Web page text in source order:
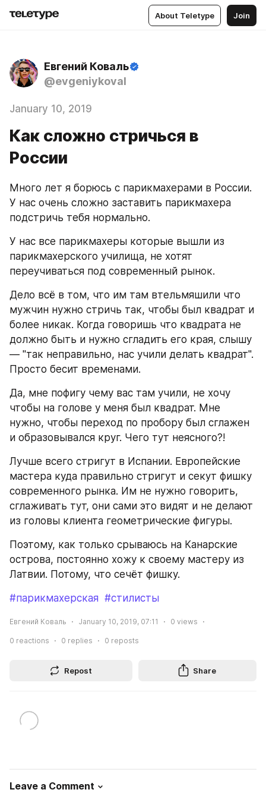
About Teletype Join
Евгений Коваль
@evgeniykoval
January 10, 2019
Как сложно стричься в
России
Много лет я борюсь с парикмахерами в России.
У нас очень сложно заставить парикмахера
подстричь тебя нормально.
У нас все парикмахеры которые вышли из
парикмахерского училища, не хотят
переучиваться под современный рынок.
Дело всё в том, что им там втельмяшили что
мужчин нужно стричь так, чтобы был квадрат и
более никак. Когда говоришь что квадрата не
должно быть и нужно сгладить его края, слышу
— "так неправильно, нас учили делать квадрат".
Просто бесит временами.
Да, мне пофигу чему вас там учили, не хочу
чтобы на голове у меня был квадрат. Мне
нужно, чтобы переход по пробору был сглажен
и образовывался круг. Чего тут неясного?!
Лучше всего стригут в Испании. Европейские
мастера куда правильно стригут и секут фишку
современного рынка. Им не нужно говорить,
сглаживать тут, они сами это видят и не делают
из головы клиента геометрические фигуры.
Поэтому, как только срываюсь на Канарские
острова, постоянно хожу к своему мастеру из
Латвии. Потому, что сечёт фишку.
#парикмахерская #стилисты
Евгений Коваль January 10, 2019, 07:11 0 views
0 reactions 0 replies 0 reposts
Repost Share
Leave a Comment